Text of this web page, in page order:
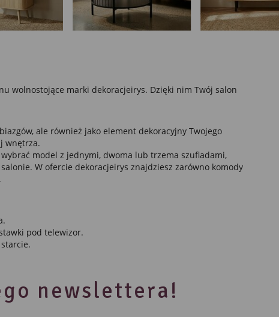
wolnostojące marki dekoracjeirys. Dzięki nim Twój salon
ale również jako element dekoracyjny Twojego
wnętrza.
model z jednymi, dwoma lub trzema szufladami,
W ofercie dekoracjeirys znajdziesz zarówno komody
pod telewizor.
newslettera!